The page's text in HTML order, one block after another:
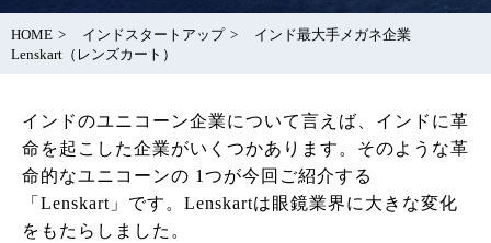
HOME インドスタートアップ
インド最大手メガネ企業
Lenskart（レンズカート）
インドのユニコーン企業について言えば、インドに革
命を起こした企業がいくつかあります。そのような革
命的なユニコーンの 1つが今回ご紹介する
「Lenskart」です。Lenskartは眼鏡業界に大きな変化
をもたらしました。